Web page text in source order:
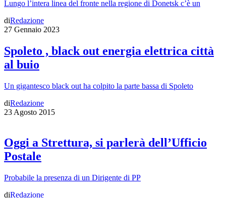
Lungo l’intera linea del fronte nella regione di Donetsk c’è un
diRedazione
27 Gennaio 2023
Spoleto , black out energia elettrica città
al buio
Un gigantesco black out ha colpito la parte bassa di Spoleto
diRedazione
23 Agosto 2015
Oggi a Strettura, si parlerà dell’Ufficio
Postale
Probabile la presenza di un Dirigente di PP
diRedazione